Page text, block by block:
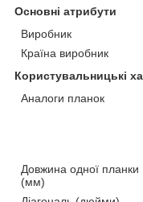
Основні атрибути
Виробник
Країна виробник
Користувальницькі
Аналоги планок
Довжина одної планки
(мм)